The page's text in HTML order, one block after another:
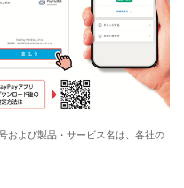
および製品・サービス名は、各社の